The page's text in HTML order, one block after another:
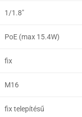
1/1.8"
PoE (max 15.4W)
fix
M16
fix telepítésű